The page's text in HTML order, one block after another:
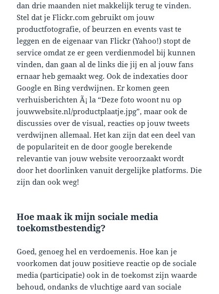
dan drie maanden niet makkelijk terug te vinden.
Stel dat je Flickr.com gebruikt om jouw
productfotografie, of beurzen en events vast te
leggen en de eigenaar van Flickr (Yahoo!) stopt de
service omdat ze er geen verdienmodel bij kunnen
vinden, dan gaan al de links die jij en al jouw fans
ernaar heb gemaakt weg. Ook de indexaties door
Google en Bing verdwijnen. Er komen geen
verhuisberichten Ã¡ la “Deze foto woont nu op
jouwwebsite.nl/productplaatje.jpg”, maar ook de
discussies over de visual, reacties op jouw tweets
verdwijnen allemaal. Het kan zijn dat een deel van
de populariteit en de door google berekende
relevantie van jouw website veroorzaakt wordt
door het doorlinken vanuit dergelijke platforms. Die
zijn dan ook weg!
Hoe maak ik mijn sociale media
toekomstbestendig?
Goed, genoeg hel en verdoemenis. Hoe kan je
voorkomen dat jouw positieve reactie op de sociale
media (participatie) ook in de toekomst zijn waarde
behoud, ondanks de vluchtige aard van sociale